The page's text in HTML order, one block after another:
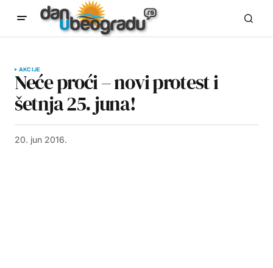
AKCIJE
Neće proći – novi protest i
šetnja 25. juna!
20. jun 2016.